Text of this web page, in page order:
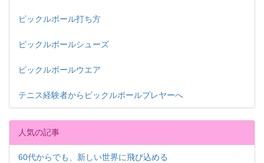
ピックルボール打ち方
ピックルボールシューズ
ピックルボールウエア
テニス経験者からピックルボールプレヤーへ
人気の記事
60代からでも、新しい世界に飛び込める